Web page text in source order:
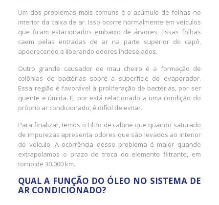
Um dos problemas mais comuns é o acúmulo de folhas no
interior da caixa de ar. Isso ocorre normalmente em veículos
que ficam estacionados embaixo de árvores. Essas folhas
caem pelas entradas de ar na parte superior do capô,
apodrecendo e liberando odores indesejados.
Outro grande causador de mau cheiro é a formação de
colônias de bactérias sobre a superfície do evaporador.
Essa região é favorável à proliferação de bactérias, por ser
quente e úmida. E, por está relacionado a uma condição do
próprio ar condicionado, é difícil de evitar.
Para finalizar, temos o Filtro de cabine que quando saturado
de impurezas apresenta odores que são levados ao interior
do veículo. A ocorrência desse problema é maior quando
extrapolamos o prazo de troca do elemento filtrante, em
torno de 30.000 km.
QUAL A FUNÇÃO DO ÓLEO NO SISTEMA DE
AR CONDICIONADO?